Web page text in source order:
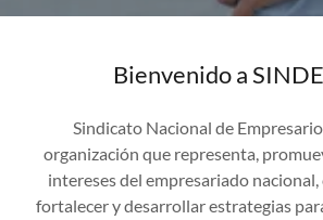
Bienvenido a
Sindicato Nacional de
organización que representa,
intereses del empresariado
fortalecer y desarrollar estrategias